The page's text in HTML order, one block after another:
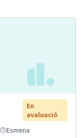
En
avaluació
Esmena